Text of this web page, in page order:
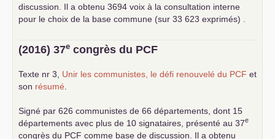
discussion. Il a obtenu 3694 voix à la consultation interne
pour le choix de la base commune (sur 33 623 exprimés) .
(2016) 37e congrès du PCF
Texte nr 3, Unir les communistes, le défi renouvelé du PCF et
son résumé
Signé par 626 communistes de 66 départements, dont 15
départements avec plus de 10 signataires, présenté au 37e
congrès du PCF comme base de discussion. Il a obtenu